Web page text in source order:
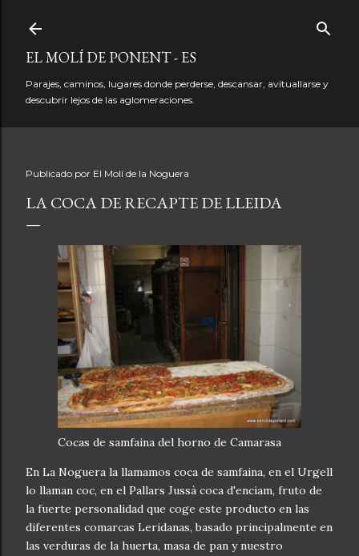
EL MOLÍ DE PONENT - ES
Parajes, caminos, lugares donde perderse, descansar, avituallarse y
descubrir lejos de las aglomeraciones.
Publicado por El Molí de la Noguera
LA COCA DE RECAPTE DE LLEIDA
Cocas de samfaina del horno de Camarasa
En La Noguera la llamamos coca de samfaina, en el Urgell
lo llaman coc, en el Pallars Jussà coca d'enciam, fruto de
la fuerte personalidad que coge este producto en las
diferentes comarcas Leridanas, basado principalmente en
las verduras de la huerta, masa de pan y nuestro